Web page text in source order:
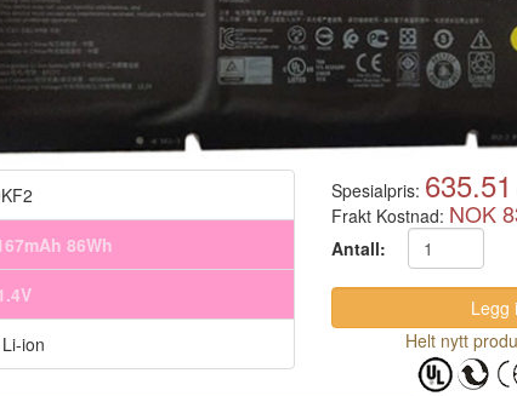
86Wh
ion
Spesialpris: 635.51
Frakt Kostnad: NOK
Antall:
Helt nytt